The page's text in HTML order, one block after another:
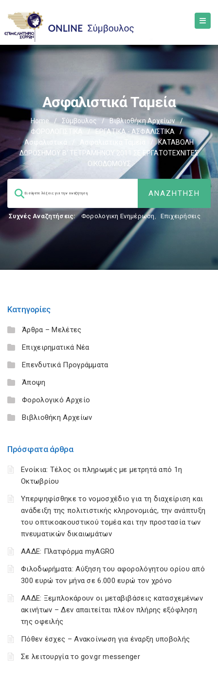
Ασφαλιστικά Ταμεία
Home / Σύμβουλος / Βιβλιοθήκη Αρχείων
/
ΦΟΡΟΛΟΓΙΣΤΙΚΑ
/ ΕΡΓΑΤΙΚΑ - ΑΣΦΑΛΙΣΤΙΚΑ
/
Ασφαλιστικά
/
ΚΑΤΑΒΟΛΗ
ΔΩΡΟΣΗΜΟΥ Β’ ΤΕΤΡΑΜΗΝΟΥ 2011 ΣΕ ΕΡΓΑΤΟΤΕΧΝΙΤΕΣ
ΟΙΚΟΔΟΜΟΥΣ
Συχνές Αναζητήσεις: Φορολογικη Ενημέρωση, Επιχειρήσεις
Κατηγορίες
Άρθρα – Μελέτες
Επιχειρηματικά Νέα
Επενδυτικά Προγράμματα
Άποψη
Φορολογικό Αρχείο
Βιβλιοθήκη Αρχείων
Πρόσφατα άρθρα
Ενοίκια: Τέλος οι πληρωμές με μετρητά από 1η
Οκτωβρίου
Υπερψηφίσθηκε το νομοσχέδιο για τη διαχείριση και
ανάδειξη της πολιτιστικής κληρονομιάς, την ανάπτυξη
του οπτικοακουστικού τομέα και την προστασία των
πνευματικών δικαιωμάτων
ΑΑΔΕ: Πλατφόρμα myAGRO
Φιλοδωρήματα: Αύξηση του αφορολόγητου ορίου από
300 ευρώ τον μήνα σε 6.000 ευρώ τον χρόνο
ΑΑΔΕ: Ξεμπλοκάρουν οι μεταβιβάσεις κατασχεμένων
ακινήτων – Δεν απαιτείται πλέον πλήρης εξόφληση
της οφειλής
Πόθεν έσχες – Ανακοίνωση για έναρξη υποβολής
Σε λειτουργία το gov.gr messenger